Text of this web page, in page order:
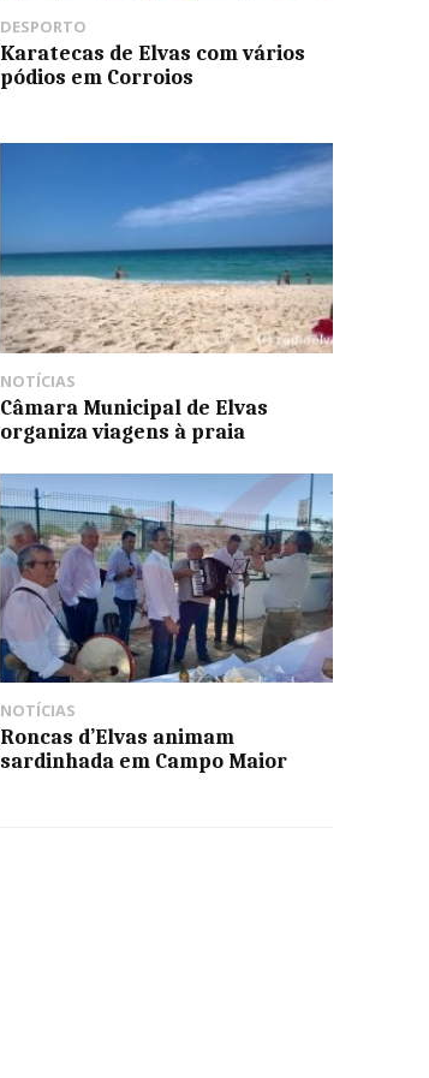
DESPORTO
Karatecas de Elvas com vários
pódios em Corroios
NOTÍCIAS
Câmara Municipal de Elvas
organiza viagens à praia
NOTÍCIAS
Roncas d’Elvas animam
sardinhada em Campo Maior